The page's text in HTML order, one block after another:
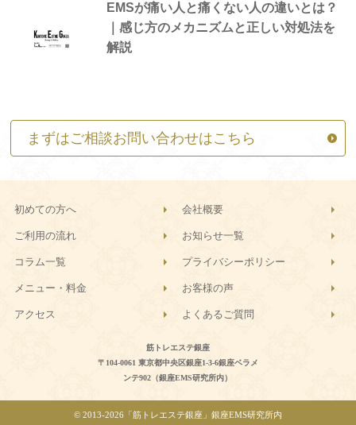
EMSが痛い人と痛くない人の違いとは？
｜感じ方のメカニズムと正しい対処法を
解説
まずはご相談お問い合わせはこちら
筋トレエステ銀座
〒104-0061 東京都中央区銀座1-3-6銀座ベラメ
ンテ902（銀座EMS研究所内）
初めての方へ 会社概要
ご利用の流れ お知らせ一覧
コラム一覧 プライバシーポリシー
メニュー・料金 お客様の声
アクセス よくあるご質問
© 2013-2026「筋トレエステ銀座」銀座EMS研究所内